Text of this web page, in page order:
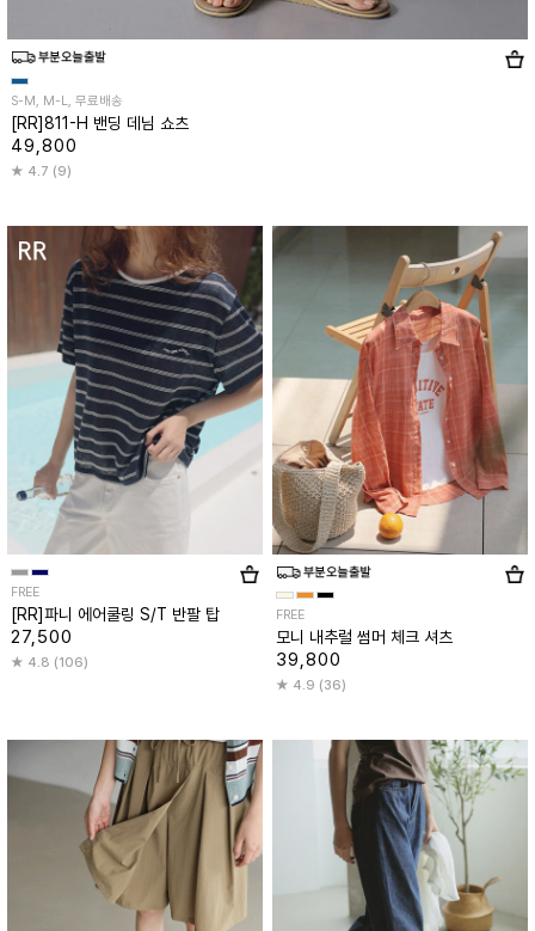
S-M, M-L, 무료배송
[RR]811-H 밴딩 데님 쇼츠
49,800
4.7 (9)
FREE
[RR]파니 에어쿨링 S/T 반팔 탑
27,500
4.8 (106)
FREE
모니 내추럴 썸머 체크 셔츠
39,800
4.9 (36)